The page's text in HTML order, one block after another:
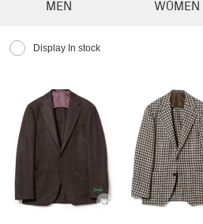
MEN WOMEN
Display In stock